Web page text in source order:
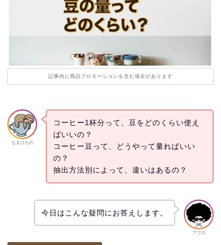
記事内に商品プロモーションを含む場合があります
なまけもの
コーヒー1杯分って、豆をどのくらい使え
ばいいの？
コーヒー豆って、どうやって量ればいい
の？
抽出方法別によって、違いはあるの？
アフロ
今日はこんな疑問にお答えします。